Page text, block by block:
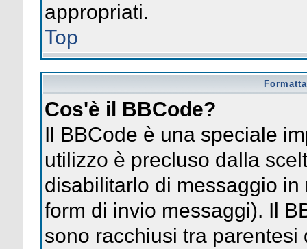
appropriati.
Top
Cos'è il BBCode?
Il BBCode è una speciale
utilizzo è precluso dalla
disabilitarlo di messaggio
form di invio messaggi). Il
sono racchiusi tra